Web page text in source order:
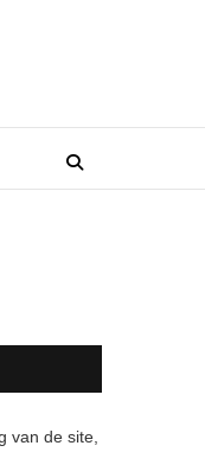
van de site,